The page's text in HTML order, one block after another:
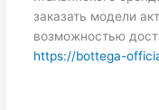
заказать модели
возможностью
https://bottega-